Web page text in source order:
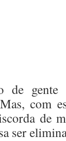
de gente
com
de
ser